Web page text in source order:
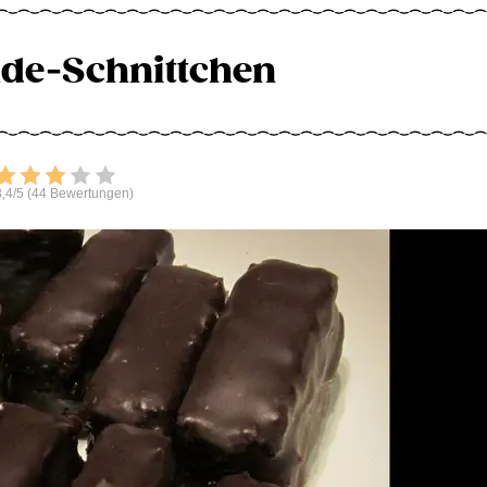
Schnittchen
Bewerten
5 (44 Bewertungen)